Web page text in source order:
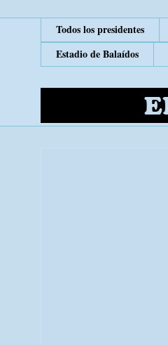
Todos los presidentes
Estadio de Balaídos